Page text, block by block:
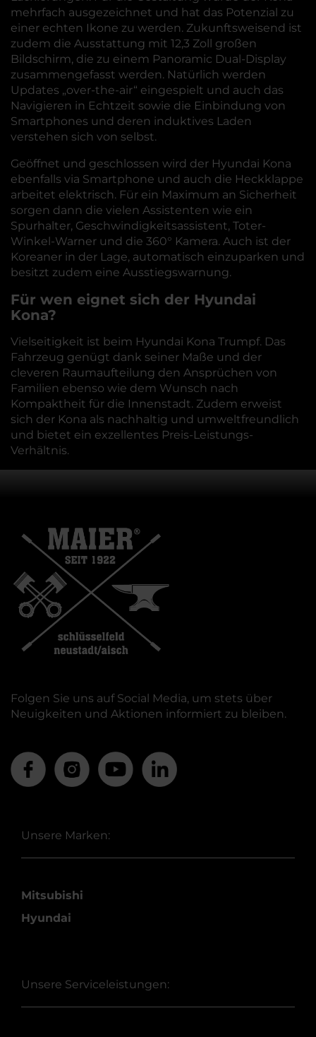
mehrfach ausgezeichnet und hat das Potenzial zu
einer echten Ikone zu werden. Zukunftsweisend ist
zudem die Ausstattung mit 12,3 Zoll großen
Bildschirm, die zu einem Panoramic Dual-Display
zusammengefasst werden. Natürlich werden
Updates „over-the-air“ eingespielt und auch das
Navigieren in Echtzeit sowie die Einbindung von
Smartphones und deren induktives Laden
verstehen sich von selbst.
Geöffnet und geschlossen wird der Hyundai Kona
ebenfalls via Smartphone und auch die Heckklappe
arbeitet elektrisch. Für ein Maximum an Sicherheit
sorgen dann die vielen Assistenten wie ein
Spurhalter, Geschwindigkeitsassistent, Toter-
Winkel-Warner und die 360° Kamera. Auch ist der
Koreaner in der Lage, automatisch einzuparken und
besitzt zudem eine Ausstiegswarnung.
Für wen eignet sich der Hyundai
Kona?
Vielseitigkeit ist beim Hyundai Kona Trumpf. Das
Fahrzeug genügt dank seiner Maße und der
cleveren Raumaufteilung den Ansprüchen von
Familien ebenso wie dem Wunsch nach
Kompaktheit für die Innenstadt. Zudem erweist
sich der Kona als nachhaltig und umweltfreundlich
und bietet ein exzellentes Preis-Leistungs-
Verhältnis.
Folgen Sie uns auf Social Media, um stets über
Neuigkeiten und Aktionen informiert zu bleiben.
Unsere Marken:
Mitsubishi
Hyundai
Unsere Serviceleistungen: